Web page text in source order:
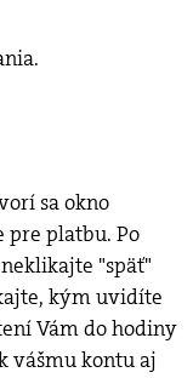
.
sa okno
pre platbu. Po
"späť"
kým uvidíte
Vám do hodiny
vášmu kontu aj